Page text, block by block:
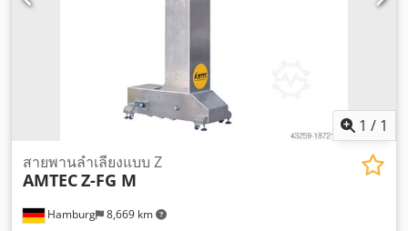
1 / 1
Hamburg 8,669 km
สายพานลำเลียงแบบ Z
AMTECZ-FG M